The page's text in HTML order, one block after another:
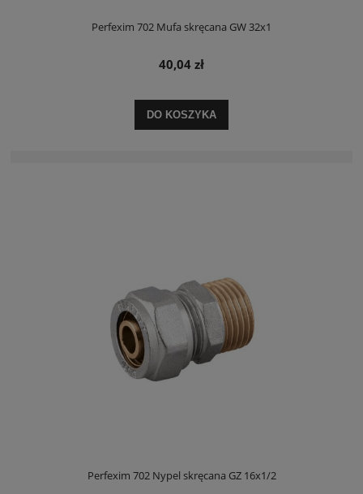
Perfexim 702 Mufa skręcana GW 32x1
40,04 zł
DO KOSZYKA
Perfexim 702 Nypel skręcana GZ 16x1/2